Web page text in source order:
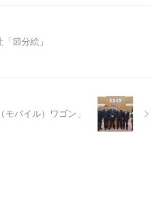
節分絵」
バイル）ワゴン」